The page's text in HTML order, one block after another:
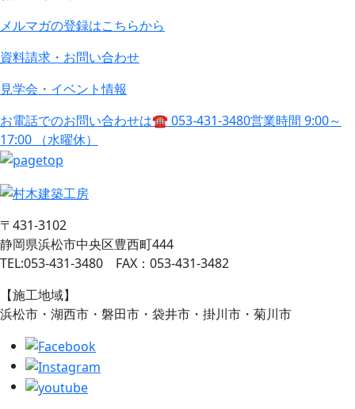
メルマガの登録はこちらから
資料請求・お問い合わせ
見学会・イベント情報
お電話でのお問い合わせは☎ 053-431-3480営業時間 9:00～
17:00 （水曜休）
〒431-3102
静岡県浜松市中央区豊西町444
TEL:053-431-3480 FAX：053-431-3482
【施工地域】
浜松市・湖西市・磐田市・袋井市・掛川市・菊川市